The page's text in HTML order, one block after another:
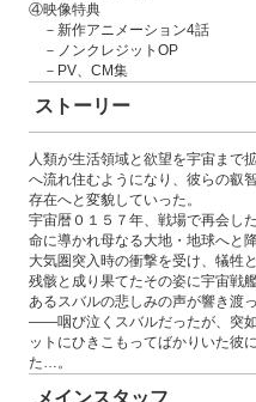
④映像特典
－新作アニメーション4話
－ノンクレジットOP
－PV、CM集
ストーリー
人類が生活領域と欲望を宇宙まで
へ流れ住むようになり、彼らの叡
存在へと変貌していった。
宇宙暦０１５７年、戦場で再会し
命に導かれ母なる大地・地球へと降
大気圏突入時の衝撃を受け、犠牲
残骸と成り果てたその姿に宇宙戦
あるスバルの悲しみの声が響き渡っ
――咽び泣くスバルだったが、突
ットにひきこもってばかりいた彼
た…。